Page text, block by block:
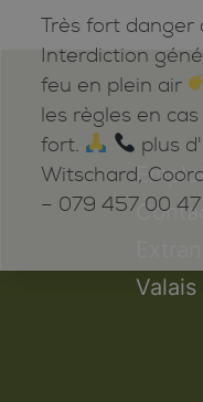
Très fort danger
Interdiction
feu en plein air
les règles en
fort.
plus
Witschard,
– 079 457 00 47